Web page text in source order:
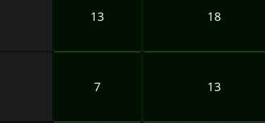
13 18
7 13